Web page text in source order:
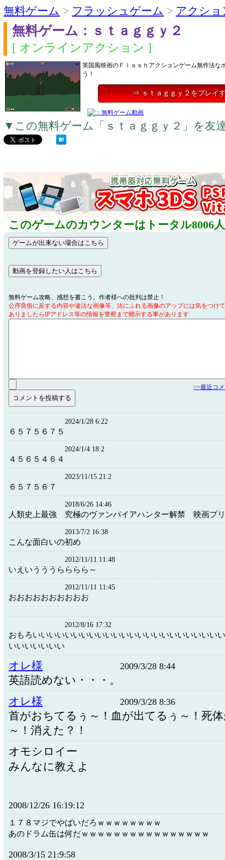
無料ゲーム > フラッシュゲーム > アクショ
無料ゲーム：ｓｔａｇｇｙ２
[ オンラインアクション ]
英国風映画のＦｌａｓｈアクションゲーム無作法な
う！
⇒ ｓｔａｇｇｙ２をプレイ
▼この無料ゲーム「ｓｔａｇｇｙ２」を友
このゲームのカウンターはトータル8006
無料ゲーム攻略、感想を書こう。作者様への批判は禁止！
公序良俗に反する内容や違法な画像等、法にふれる画像のアップには気をつけ
ありましたらIPアドレス等の情報を警察まで開示する事があります
>>最近コ
2024/1/28 6:22
６５７５６７５
2024/1/4 18:2
４５６５４６４
2023/11/15 21:2
６５７５６７
2018/6/26 14:46
人類史上最強 究極のヴァンパイアハンター解禁 映画プ
2013/7/2 16:38
こんな面白いの初め
2012/11/11 11:48
いえいうううらららら～
2012/11/11 11:45
おおおおおおおおおお
2012/8/16 17:32
おもろいいいいいいいいいいいいいいいいいいいいいいい
いいいいいいい
オレ様 2009/3/28 8:44
英語読めない・・・。
オレ様
2009/3/28 8:36
首がおちてるぅ～！血が出てるぅ～！死
～！消えた？！
オモシロイー
みんなに教えよ
2008/12/26 16:19:12
１７８マジでやばいだろｗｗｗｗｗｗｗｗ
あのドラム缶は何だｗｗｗｗｗｗｗｗｗｗｗｗｗｗｗｗ
2008/3/15 21:9:58